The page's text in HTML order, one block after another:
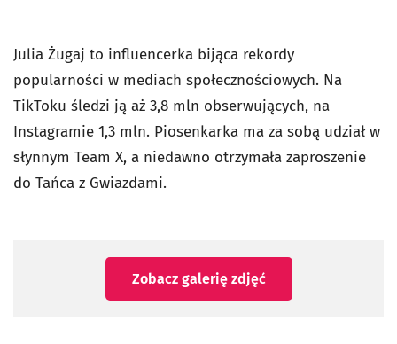
Julia Żugaj to influencerka bijąca rekordy
popularności w mediach społecznościowych. Na
TikToku śledzi ją aż 3,8 mln obserwujących, na
Instagramie 1,3 mln. Piosenkarka ma za sobą udział w
słynnym Team X, a niedawno otrzymała zaproszenie
do Tańca z Gwiazdami.
Zobacz galerię zdjęć